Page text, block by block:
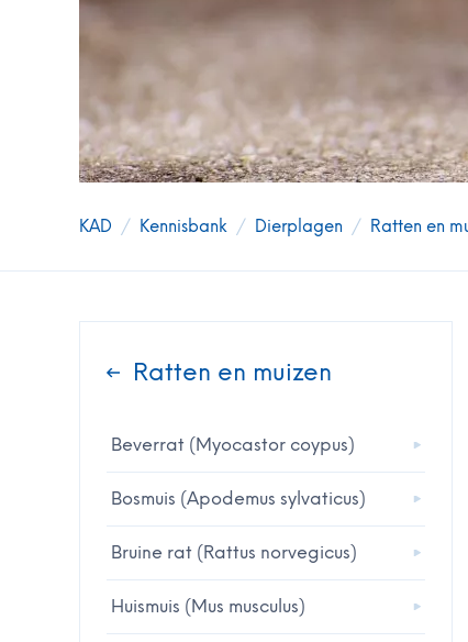
KAD / Kennisbank / Dierplagen / Ratten en
Ratten en muizen
Beverrat (Myocastor coypus)
Bosmuis (Apodemus sylvaticus)
Bruine rat (Rattus norvegicus)
Huismuis (Mus musculus)